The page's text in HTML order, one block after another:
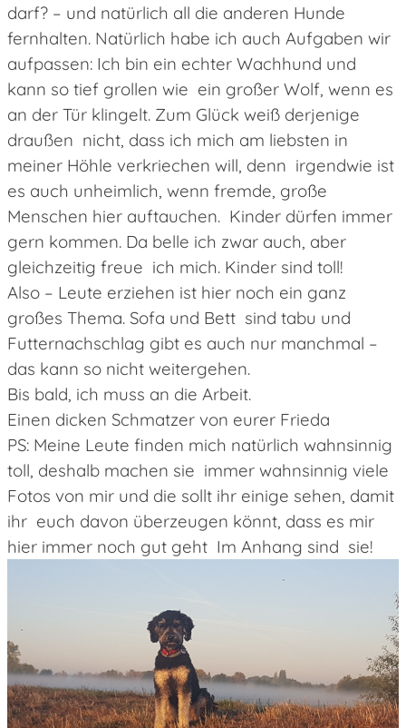
darf? – und natürlich all die anderen Hunde
fernhalten. Natürlich habe ich auch Aufgaben wir
aufpassen: Ich bin ein echter Wachhund und
kann so tief grollen wie ein großer Wolf, wenn es
an der Tür klingelt. Zum Glück weiß derjenige
draußen nicht, dass ich mich am liebsten in
meiner Höhle verkriechen will, denn irgendwie ist
es auch unheimlich, wenn fremde, große
Menschen hier auftauchen. Kinder dürfen immer
gern kommen. Da belle ich zwar auch, aber
gleichzeitig freue ich mich. Kinder sind toll!
Also – Leute erziehen ist hier noch ein ganz
großes Thema. Sofa und Bett sind tabu und
Futternachschlag gibt es auch nur manchmal –
das kann so nicht weitergehen.
Bis bald, ich muss an die Arbeit.
Einen dicken Schmatzer von eurer Frieda
PS: Meine Leute finden mich natürlich wahnsinnig
toll, deshalb machen sie immer wahnsinnig viele
Fotos von mir und die sollt ihr einige sehen, damit
ihr euch davon überzeugen könnt, dass es mir
hier immer noch gut geht Im Anhang sind sie!